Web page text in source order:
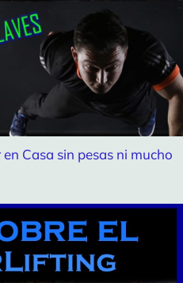
Casa sin pesas ni mucho